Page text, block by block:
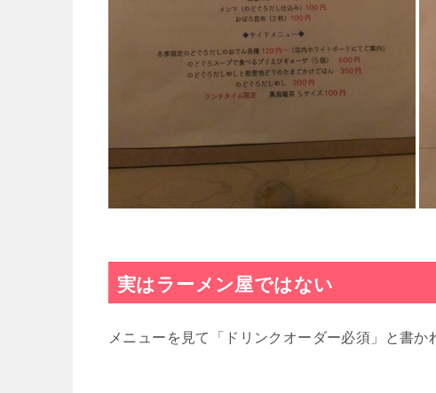
実はラーメン屋ではない
メニューを見て「ドリンクオーダー必須」と書か